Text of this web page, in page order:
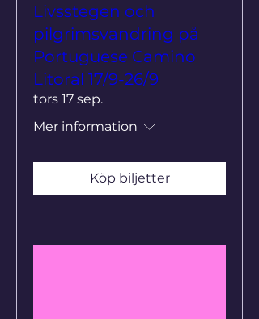
Livsstegen och
pilgrimsvandring på
Portuguese Camino
Litoral 17/9-26/9
tors 17 sep.
Mer information
Köp biljetter